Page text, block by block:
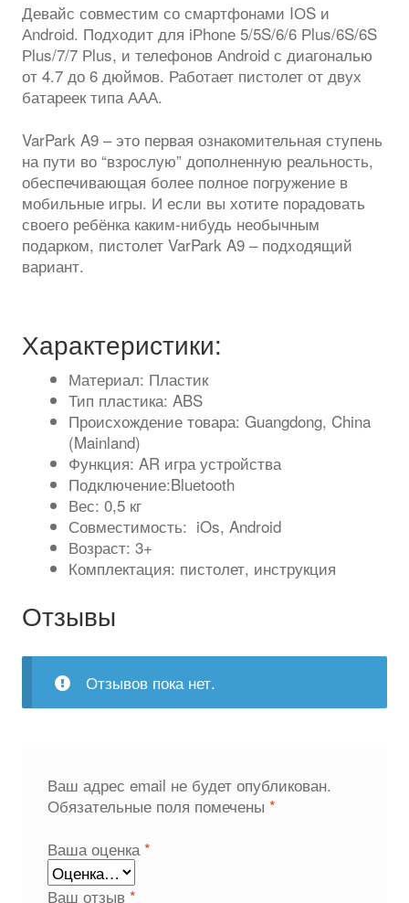
Девайс совместим со смартфонами IОS и
Аndrоid. Подходит для iРhоnе 5/5S/6/6 Рlus/6S/6S
Рlus/7/7 Рlus, и телефонов Аndrоid с диагональю
от 4.7 до 6 дюймов. Работает пистолет от двух
батареек типа ААА.
VarPark A9 – это первая ознакомительная ступень
на пути во “взрослую” дополненную реальность,
обеспечивающая более полное погружение в
мобильные игры. И если вы хотите порадовать
своего ребёнка каким-нибудь необычным
подарком, пистолет VarPark A9 – подходящий
вариант.
Характеристики:
Материал: Пластик
Тип пластика: ABS
Происхождение товара: Guangdong, China
(Mainland)
Функция: AR игра устройства
Подключение:Bluetooth
Вес: 0,5 кг
Совместимость: iOs, Android
Возраст: 3+
Комплектация: пистолет, инструкция
Отзывы
Отзывов пока нет.
Ваш адрес email не будет опубликован.
Обязательные поля помечены *
Ваша оценка *
Ваш отзыв *